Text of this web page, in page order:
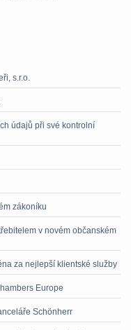
s.r.o.
údajů při své kontrolní
zákoníku
v novém občanském
za nejlepší klientské služby
Europe
Schönherr